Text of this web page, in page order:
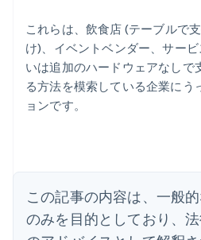
これらは、飲食店 (テーブルで
け)、イベントベンダー、サー
いは追加のハードウェアなしで
る方法を模索している企業にう
ョンです。
この記事の内容は、一般
のみを目的としており、
アイルランド
English
English
イギリス
English
イタリア